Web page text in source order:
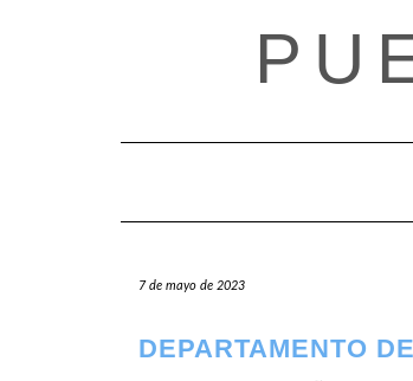
7 de mayo de 2023
DEPARTAMENTO